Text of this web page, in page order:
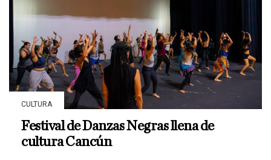
CULTURA
Festival de Danzas Negras llena de
cultura Cancún